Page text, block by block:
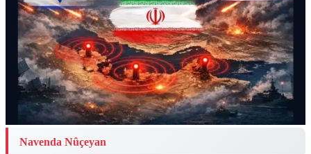
Navenda Nûçeyan